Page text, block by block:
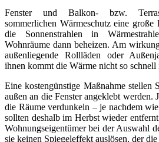
Fenster und Balkon- bzw.
sommerlichen Wärmeschutz eine
die Sonnenstrahlen in
Wohnräume dann beheizen. Am
außenliegende Rollläden oder
ihnen kommt die Wärme nicht so schnell
Eine kostengünstige Maßnahme stellen
außen an die Fenster angeklebt werden.
die Räume verdunkeln – je nachdem
sollten deshalb im Herbst wieder
Wohnungseigentümer bei der Auswahl